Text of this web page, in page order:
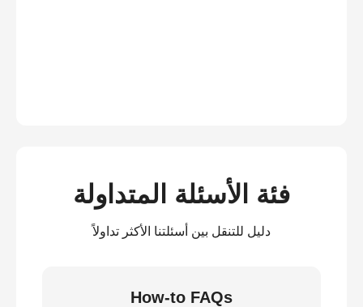
فئة الأسئلة المتداولة
دليل للتنقل بين أسئلتنا الأكثر تداولاً
How-to FAQs